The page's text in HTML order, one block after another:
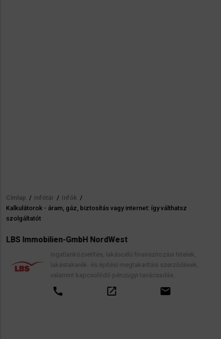
Morzsa
Címlap / Infótár / Infók /
Kalkulátorok - áram, gáz, biztosítás vagy internet: így válthatsz
szolgáltatót
LBS Immobilien-GmbH NordWest
Ingatlanközvetítés, lakáscélú finanszírozási hitelek,
lakástakarék- és építési megtakarítási szerződések,
valamint kapcsolódó pénzügyi tanácsadás.
call open_in_new email